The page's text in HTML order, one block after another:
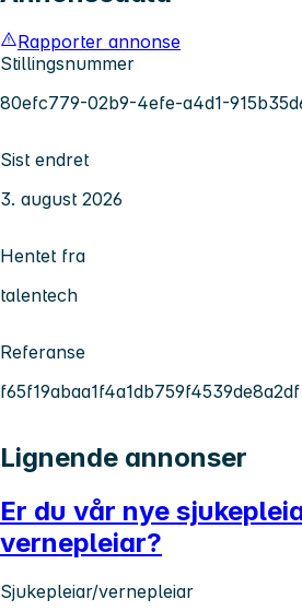
Rapporter annonse
Stillingsnummer
80efc779-02b9-4efe-a4d1-
Sist endret
3. august 2026
Hentet fra
talentech
Referanse
f65f19abaa1f4a1db759f4539de8a2df
Lignende annonser
Er du vår nye
vernepleiar?
Sjukepleiar/vernepleiar